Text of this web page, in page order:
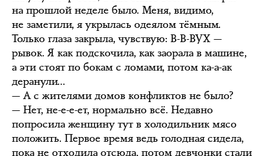
на прошлой неделе было. Меня, видимо,
не заметили, я укрылась одеялом тёмным.
Только глаза закрыла, чувствую: В-В-ВУХ —
рывок. Я как подскочила, как заорала в машине,
а эти стоят по бокам с ломами, потом ка-а-ак
деранули…
— А с жителями домов конфликтов не было?
— Нет, не-е-е-ет, нормально всё. Недавно
попросила женщину тут в холодильник мясо
положить. Первое время ведь голодная сидела,
пока не отходила отсюда, потом девчонки стали